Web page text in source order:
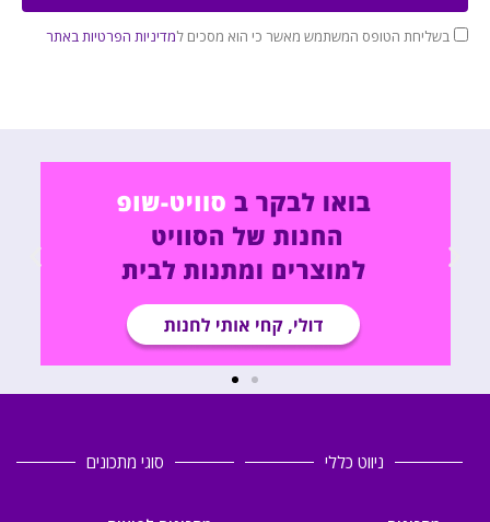
בשליחת הטופס המשתמש מאשר כי הוא מסכים למדיניות הפרטיות באתר
ניווט כללי סוגי מתכונים